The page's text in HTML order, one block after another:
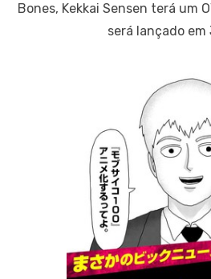
Bones, Kekkai Sensen terá um
será lançado em